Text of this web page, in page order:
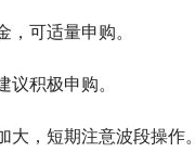
可适量申购。
议积极申购。
，短期注意波段操作。